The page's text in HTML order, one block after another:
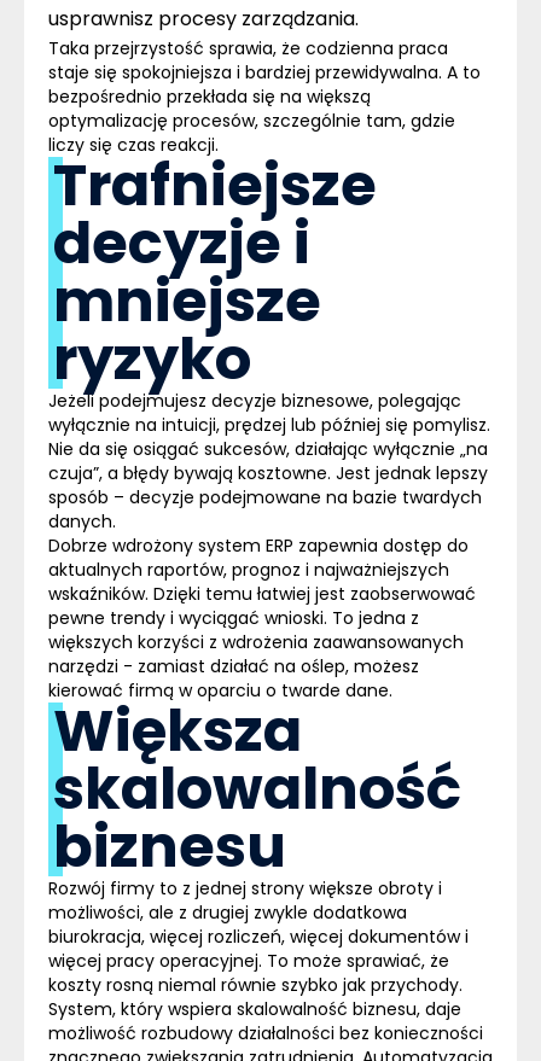
usprawnisz procesy zarządzania.
Taka przejrzystość sprawia, że codzienna praca
staje się spokojniejsza i bardziej przewidywalna. A to
bezpośrednio przekłada się na większą
optymalizację procesów, szczególnie tam, gdzie
liczy się czas reakcji.
Trafniejsze
decyzje i
mniejsze
ryzyko
Jeżeli podejmujesz decyzje biznesowe, polegając
wyłącznie na intuicji, prędzej lub później się pomylisz.
Nie da się osiągać sukcesów, działając wyłącznie „na
czuja”, a błędy bywają kosztowne. Jest jednak lepszy
sposób – decyzje podejmowane na bazie twardych
danych.
Dobrze wdrożony system ERP zapewnia dostęp do
aktualnych raportów, prognoz i najważniejszych
wskaźników. Dzięki temu łatwiej jest zaobserwować
pewne trendy i wyciągać wnioski. To jedna z
większych korzyści z wdrożenia zaawansowanych
narzędzi - zamiast działać na oślep, możesz
kierować firmą w oparciu o twarde dane.
Większa
skalowalność
biznesu
Rozwój firmy to z jednej strony większe obroty i
możliwości, ale z drugiej zwykle dodatkowa
biurokracja, więcej rozliczeń, więcej dokumentów i
więcej pracy operacyjnej. To może sprawiać, że
koszty rosną niemal równie szybko jak przychody.
System, który wspiera skalowalność biznesu, daje
możliwość rozbudowy działalności bez konieczności